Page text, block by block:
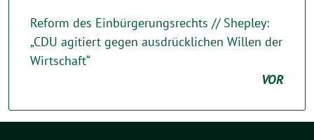
Reform des Einbürgerungsrechts // Shepley:
„CDU agitiert gegen ausdrücklichen Willen der
Wirtschaft“
VOR